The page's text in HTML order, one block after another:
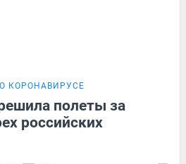
КОРОНАВИРУСЕ
полеты за
российских